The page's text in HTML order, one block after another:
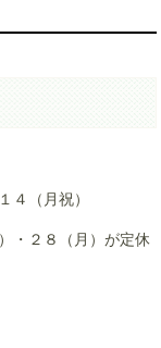
４（月祝）
・２８（月）が定休